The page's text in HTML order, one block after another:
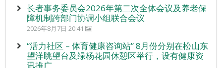
长者事务委员会2026年第二次全体会议及养老保
障机制跨部门协调小组联合会议
2026年8月7日 20:41
“活力社区 – 体育健康咨询站” 8月份分别在松山东
望洋眺望台及绿杨花园休憩区举行，设有健康资
讯推广